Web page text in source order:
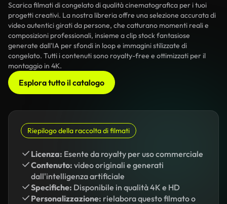
Scarica filmati di congelato di qualità cinematografica per i tuoi
progetti creativi. La nostra libreria offre una selezione accurata di
video autentici girati da persone, che catturano momenti reali e
composizioni professionali, insieme a clip stock fantasiose
generate dall'IA per sfondi in loop e immagini stilizzate di
congelato. Tutti i contenuti sono royalty-free e ottimizzati per il
montaggio in 4K.
Esplora tutto il catalogo
Riepilogo della raccolta di filmati
Licenza: Esente da royalty per uso commerciale
Contenuto: video originali e generati
dall'intelligenza artificiale
Specifiche: Disponibile in qualità 4K e HD
Personalizzazione: rielabora questo filmato o